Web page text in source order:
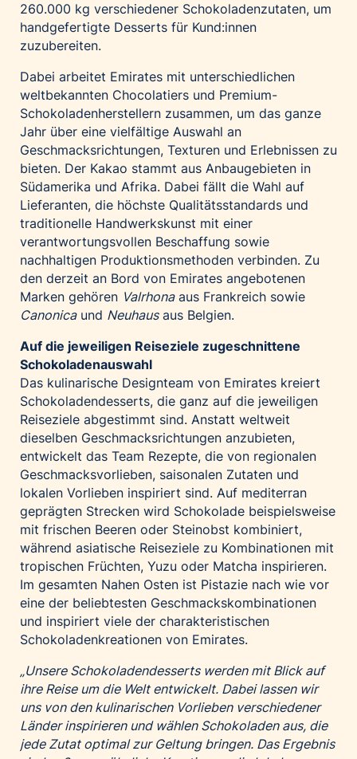
260.000 kg verschiedener Schokoladenzutaten, um
handgefertigte Desserts für Kund:innen
zuzubereiten.
Dabei arbeitet Emirates mit unterschiedlichen
weltbekannten Chocolatiers und Premium-
Schokoladenherstellern zusammen, um das ganze
Jahr über eine vielfältige Auswahl an
Geschmacksrichtungen, Texturen und Erlebnissen zu
bieten. Der Kakao stammt aus Anbaugebieten in
Südamerika und Afrika. Dabei fällt die Wahl auf
Lieferanten, die höchste Qualitätsstandards und
traditionelle Handwerkskunst mit einer
verantwortungsvollen Beschaffung sowie
nachhaltigen Produktionsmethoden verbinden. Zu
den derzeit an Bord von Emirates angebotenen
Marken gehören Valrhonaaus Frankreich sowie
Canonicaund Neuhausaus Belgien.
Auf die jeweiligen Reiseziele zugeschnittene
Schokoladenauswahl
Das kulinarische Designteam von Emirates kreiert
Schokoladendesserts, die ganz auf die jeweiligen
Reiseziele abgestimmt sind. Anstatt weltweit
dieselben Geschmacksrichtungen anzubieten,
entwickelt das Team Rezepte, die von regionalen
Geschmacksvorlieben, saisonalen Zutaten und
lokalen Vorlieben inspiriert sind. Auf mediterran
geprägten Strecken wird Schokolade beispielsweise
mit frischen Beeren oder Steinobst kombiniert,
während asiatische Reiseziele zu Kombinationen mit
tropischen Früchten, Yuzu oder Matcha inspirieren.
Im gesamten Nahen Osten ist Pistazie nach wie vor
eine der beliebtesten Geschmackskombinationen
und inspiriert viele der charakteristischen
Schokoladenkreationen von Emirates.
„Unsere Schokoladendesserts werden mit Blick auf
ihre Reise um die Welt entwickelt. Dabei lassen wir
uns von den kulinarischen Vorlieben verschiedener
Länder inspirieren und wählen Schokoladen aus, die
jede Zutat optimal zur Geltung bringen. Das Ergebnis